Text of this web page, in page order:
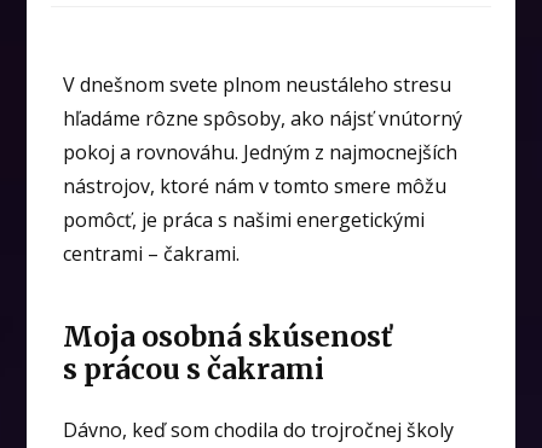
V dnešnom svete plnom neustáleho stresu
hľadáme rôzne spôsoby, ako nájsť vnútorný
pokoj a rovnováhu. Jedným z najmocnejších
nástrojov, ktoré nám v tomto smere môžu
pomôcť, je práca s našimi energetickými
centrami – čakrami.
Moja osobná skúsenosť
s prácou s čakrami
Dávno, keď som chodila do trojročnej školy